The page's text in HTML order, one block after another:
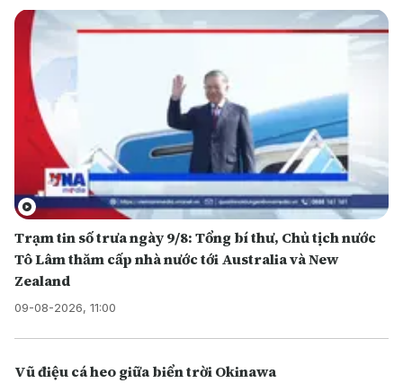
Trạm tin số trưa ngày 9/8: Tổng bí thư, Chủ tịch nước
Tô Lâm thăm cấp nhà nước tới Australia và New
Zealand
09-08-2026, 11:00
Vũ điệu cá heo giữa biển trời Okinawa